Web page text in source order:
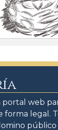
portal web
forma legal.